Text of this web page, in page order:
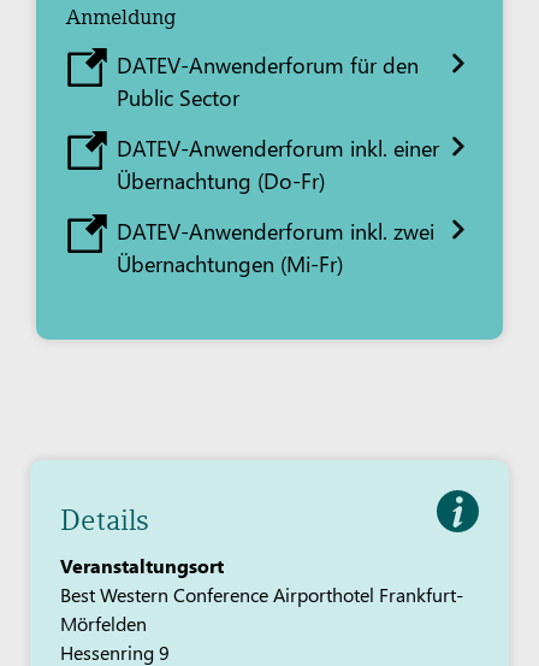
Anmeldung
DATEV-Anwenderforum für den
Public Sector
DATEV-Anwenderforum inkl. einer
Übernachtung (Do-Fr)
DATEV-Anwenderforum inkl. zwei
Übernachtungen (Mi-Fr)
Details
Veranstaltungsort
Best Western Conference Airporthotel Frankfurt-
Mörfelden
Hessenring 9